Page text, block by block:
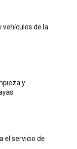
vehículos de la
y
el servicio de